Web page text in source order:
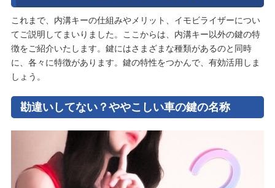
これまで、内溝キーの仕組みやメリット、イモビライザーについ
てご説明してまいりました。ここからは、内溝キー以外の鍵の特
徴をご紹介いたします。鍵にはさまざまな種類があるのと同時
に、各々に特徴があります。鍵の特性をつかんで、有効活用しま
しょう。
勘違いしてない？ややこしい車の鍵の名称